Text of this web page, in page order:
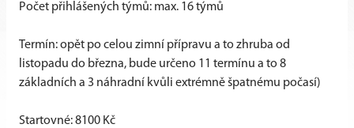
Počet přihlášených týmů: max. 16 týmů
Termín: opět po celou zimní přípravu a to zhruba od
listopadu do března, bude určeno 11 termínu a to 8
základních a 3 náhradní kvůli extrémně špatnému počasí)
Startovné: 8100 Kč